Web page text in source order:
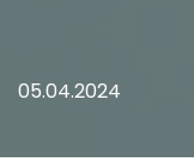
05.04.2024